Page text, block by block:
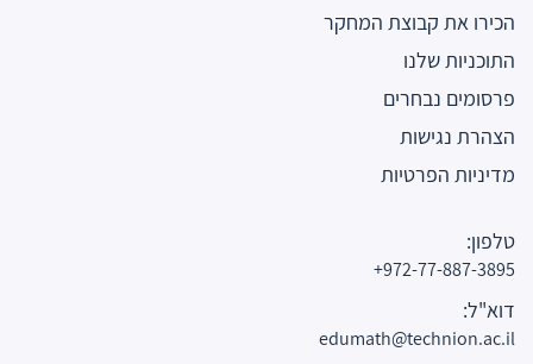
הכירו את קבוצת המחקר
התוכניות שלנו
פרסומים נבחרים
הצהרת נגישות
מדיניות הפרטיות
טלפון:
972-77-887-3895+
דוא"ל:
edumath@technion.ac.il